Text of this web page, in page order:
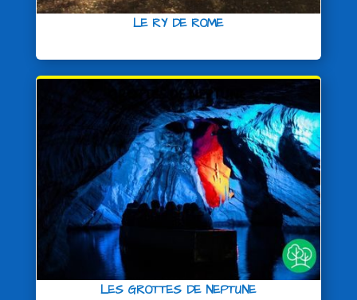
LE RY DE ROME
LES GROTTES DE NEPTUNE